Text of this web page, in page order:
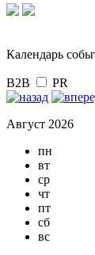
Календарь
B2B PR
Август 2026
пн
вт
ср
чт
пт
сб
вс